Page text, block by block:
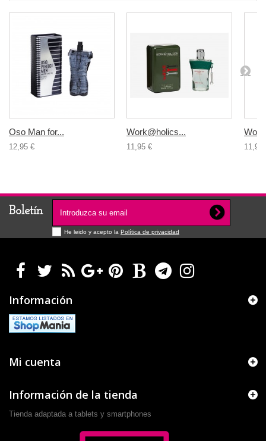
Oso Man for...
12,95 €
Work@holics...
11,95 € 11,95
Boletín
He leido y acepto la Política de privacidad
Información
Mi cuenta
Información de la tienda
Tienda adaptada a tablets y smartphones